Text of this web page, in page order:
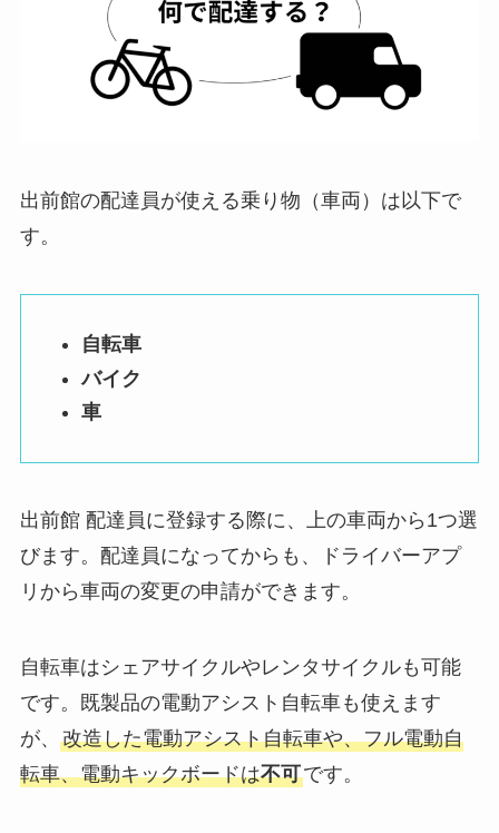
出前館の配達員が使える乗り物（車両）は以下で
す。
自転車
バイク
車
出前館 配達員に登録する際に、上の車両から1つ選
びます。配達員になってからも、ドライバーアプ
リから車両の変更の申請ができます。
自転車はシェアサイクルやレンタサイクルも可能
です。既製品の電動アシスト自転車も使えます
が、 改造した電動アシスト自転車や、フル電動自
転車、電動キックボードは不可です。